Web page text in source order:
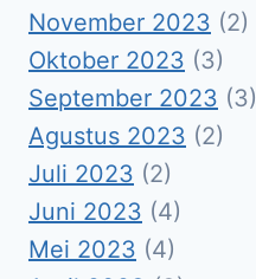
November 2023 (2)
Oktober 2023 (3)
September 2023 (3)
Agustus 2023 (2)
Juli 2023 (2)
Juni 2023 (4)
Mei 2023 (4)